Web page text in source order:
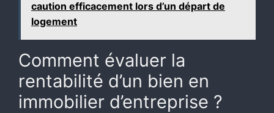
caution efficacement lors d’un départ de
logement
Comment évaluer la
rentabilité d’un bien en
immobilier d’entreprise ?